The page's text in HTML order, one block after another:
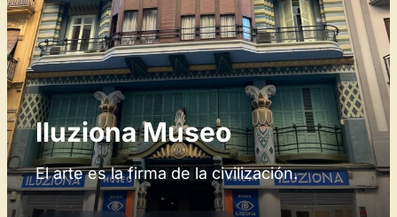
Iluziona Museo
El arte es la firma de la civilización.